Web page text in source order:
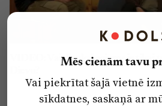
VIDEO: Vai dievkalpojums ir tikai
Mēs cienām tavu
Vai piekrītat šajā vietnē
sīkdatnes, saskaņā ar